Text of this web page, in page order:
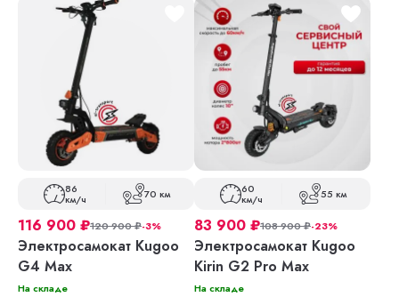
86
км/ч 70 км
116 900 ₽120 900₽-3%
Электросамокат Kugoo
G4 Max
На складе
60
км/ч 55 км
83 900 ₽108 900₽-23%
Электросамокат Kugoo
Kirin G2 Pro Max
На складе